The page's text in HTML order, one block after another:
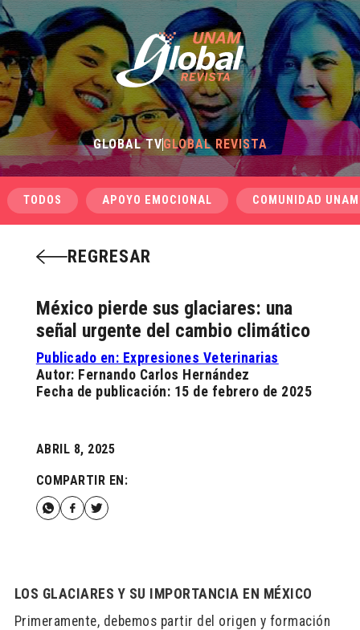
GLOBAL TVGLOBAL REVISTA
TODOS APOYO EMOCIONAL COMUNIDAD UNAM
REGRESAR
México pierde sus glaciares: una
señal urgente del cambio climático
Publicado en: Expresiones Veterinarias
Autor: Fernando Carlos Hernández
Fecha de publicación: 15 de febrero de 2025
ABRIL 8, 2025
COMPARTIR EN:
LOS GLACIARES Y SU IMPORTANCIA EN MÉXICO
Primeramente, debemos partir del origen y formación